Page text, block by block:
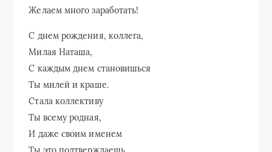
Желаем много заработать!
С днем рождения, коллега,
Милая Наташа,
С каждым днем становишься
Ты милей и краше.
Стала коллективу
Ты всему родная,
И даже своим именем